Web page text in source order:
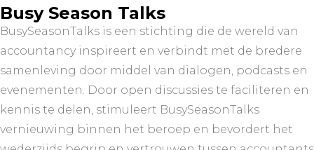
Busy Season Talks
BusySeasonTalks is een stichting die de wereld van
accountancy inspireert en verbindt met de bredere
samenleving door middel van dialogen, podcasts en
evenementen. Door open discussies te faciliteren en
kennis te delen, stimuleert BusySeasonTalks
vernieuwing binnen het beroep en bevordert het